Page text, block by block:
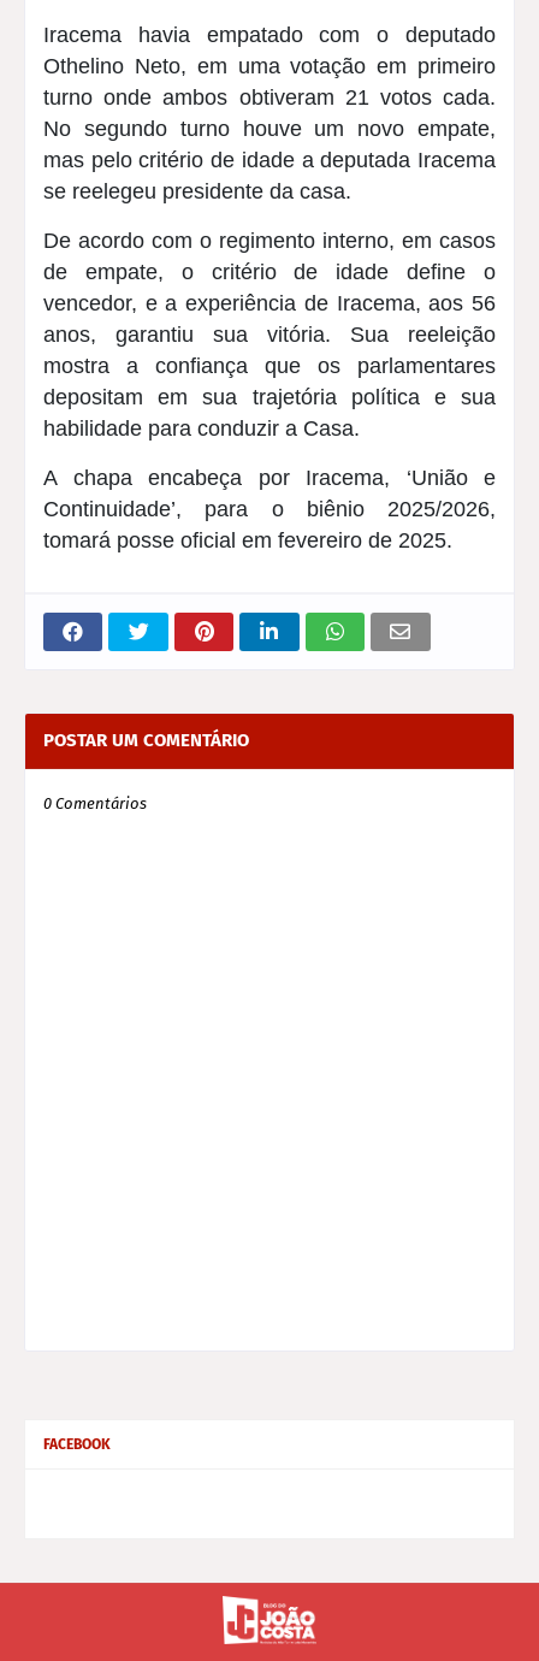
Iracema havia empatado com o deputado
Othelino Neto, em uma votação em primeiro
turno onde ambos obtiveram 21 votos cada.
No segundo turno houve um novo empate,
mas pelo critério de idade a deputada Iracema
se reelegeu presidente da casa.
De acordo com o regimento interno, em casos
de empate, o critério de idade define o
vencedor, e a experiência de Iracema, aos 56
anos, garantiu sua vitória. Sua reeleição
mostra a confiança que os parlamentares
depositam em sua trajetória política e sua
habilidade para conduzir a Casa.
A chapa encabeça por Iracema, ‘União e
Continuidade’, para o biênio 2025/2026,
tomará posse oficial em fevereiro de 2025.
POSTAR UM COMENTÁRIO
0 Comentários
FACEBOOK